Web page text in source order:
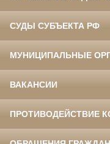
СУДЫ СУБЪЕКТА РФ
МУНИЦИПАЛЬНЫЕ
ВАКАНСИИ
ПРОТИВОДЕЙСТВИЕ